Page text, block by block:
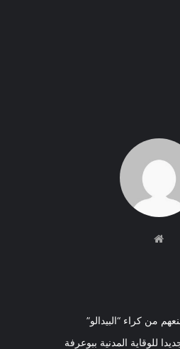
من كراء “البيدالو”
للوقاية المدنية ببوعرفة